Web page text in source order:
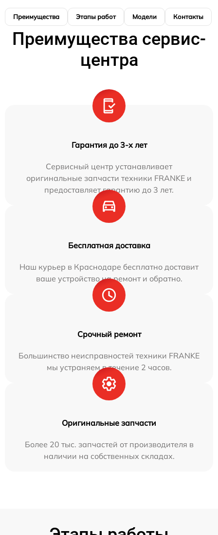
Преимущества Этапы работ Модели Контакты
Преимущества сервис-
центра
Гарантия до 3-х лет
Сервисный центр устанавливает
оригинальные запчасти техники FRANKE и
предоставляет гарантию до 3 лет.
Бесплатная доставка
Наш курьер в Краснодаре бесплатно доставит
ваше устройство на ремонт и обратно.
Срочный ремонт
Большинство неисправностей техники FRANKE
мы устраняем в течение 2 часов.
Оригинальные запчасти
Более 20 тыс. запчастей от производителя в
наличии на собственных складах.